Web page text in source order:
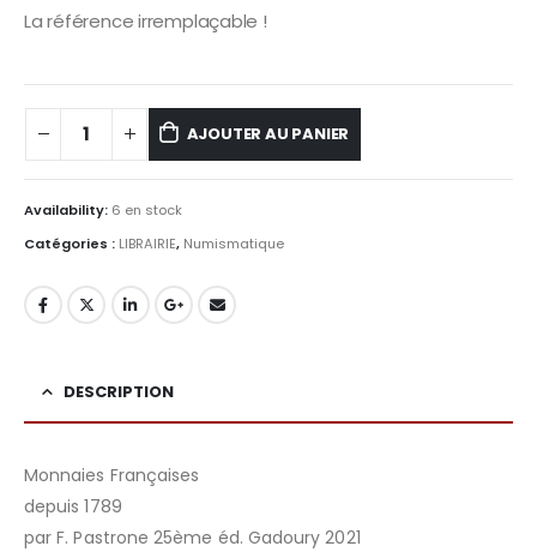
La référence irremplaçable !
AJOUTER AU PANIER
Availability: 6 en stock
Catégories : LIBRAIRIE, Numismatique
DESCRIPTION
Monnaies Françaises
depuis 1789
par F. Pastrone 25ème éd. Gadoury 2021